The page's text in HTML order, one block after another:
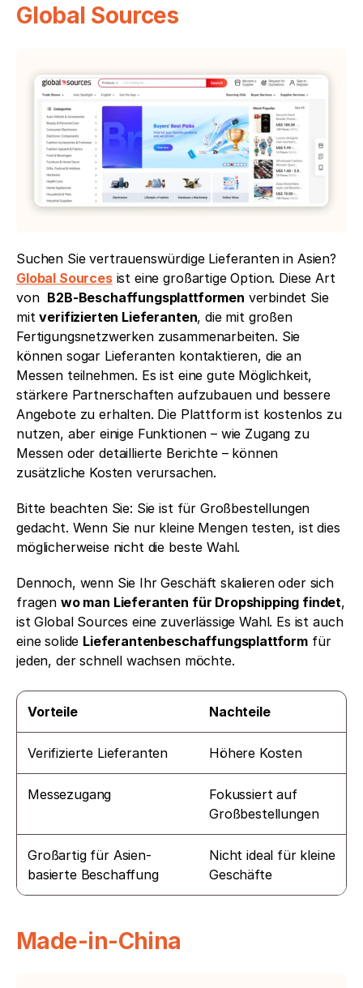
Global Sources
Global Sources ist eine großartige Option. Diese Art
von B2B-Beschaffungsplattformen verbindet Sie
mit verifizierten Lieferanten, die mit großen
Fertigungsnetzwerken zusammenarbeiten. Sie
können sogar Lieferanten kontaktieren, die an
Messen teilnehmen. Es ist eine gute Möglichkeit,
stärkere Partnerschaften aufzubauen und bessere
Angebote zu erhalten. Die Plattform ist kostenlos zu
nutzen, aber einige Funktionen – wie Zugang zu
Messen oder detaillierte Berichte – können
zusätzliche Kosten verursachen.
Bitte beachten Sie: Sie ist für Großbestellungen
gedacht. Wenn Sie nur kleine Mengen testen, ist dies
möglicherweise nicht die beste Wahl.
Dennoch, wenn Sie Ihr Geschäft skalieren oder sich
fragen wo man Lieferanten für Dropshipping findet,
ist Global Sources eine zuverlässige Wahl. Es ist auch
eine solide Lieferantenbeschaffungsplattform für
jeden, der schnell wachsen möchte.
Vorteile Nachteile
Verifizierte Lieferanten Höhere Kosten
Messezugang
Fokussiert auf
Großbestellungen
Großartig für Asien-
basierte Beschaffung
Nicht ideal für kleine
Geschäfte
Made-in-China